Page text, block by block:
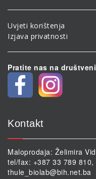
Uvjeti korištenja
Izjava privatnosti
Pratite nas na
Kontakt
Maloprodaja: Želimira
tel/fax: +387 33 789
thule_biolab@bih.net.ba